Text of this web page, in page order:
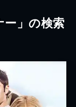
ー」の検索